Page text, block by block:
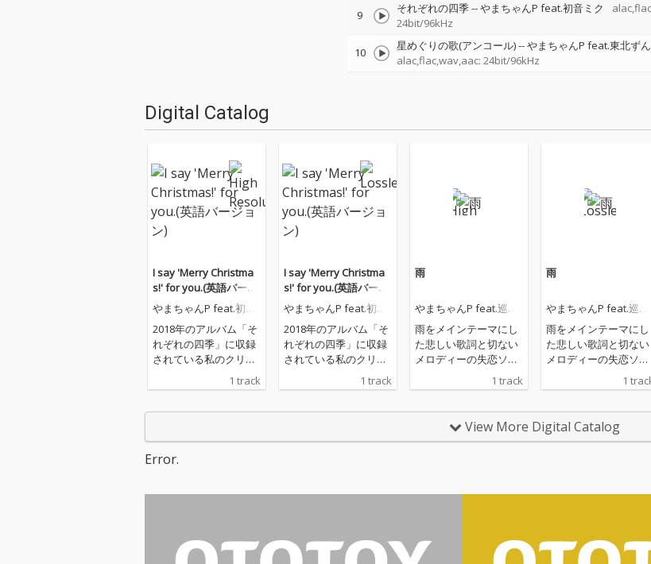
9 それぞれの四季--やまちゃんP feat.初音ミク
24bit/96kHz
10 星めぐりの歌(アンコール)--やまちゃんP feat.東北ず
alac,flac,wav,aac: 24bit/96kHz
Digital Catalog
I say 'Merry Christma
s!' for you.(英語バージ
ョン)
やまちゃんP feat.初音
2018年のアルバム「そ
れぞれの四季」に収録
されている私のクリス
マスソングの英語版で
す。2022年のクリスマ
1 track
I say 'Merry Christma
s!' for you.(英語バージ
ョン)
やまちゃんP feat.初音
2018年のアルバム「そ
れぞれの四季」に収録
されている私のクリス
マスソングの英語版で
す。2022年のクリスマ
1 track
雨
やまちゃんP feat.巡音
雨をメインテーマにし
た悲しい歌詞と切ない
メロディーの失恋ソン
グを作りました。巡音
ルカが歌っています。
1 track
雨
やまちゃんP feat.巡音
雨をメインテーマにし
た悲しい歌詞と切ない
メロディーの失恋ソン
グを作りました。巡音
ルカが歌っています。
1
View More Digital Catalog
Error.